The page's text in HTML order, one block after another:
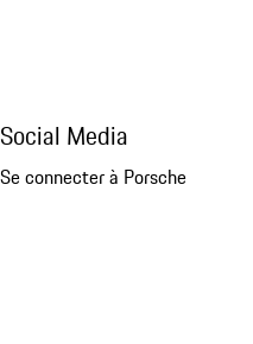
Social Media
Se connecter à Porsche